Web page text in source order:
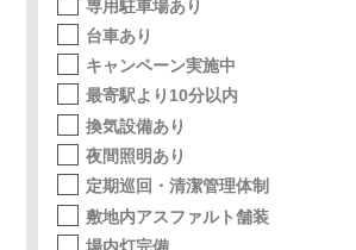
専用駐車場あり
台車あり
キャンペーン実施中
最寄駅より10分以内
換気設備あり
夜間照明あり
定期巡回・清潔管理体制
敷地内アスファルト舗装